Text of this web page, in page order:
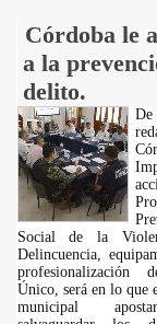
Córdoba le
a la
delito.
Social de la
Delincuencia,
profesionalización
Único, será en lo que
municipal